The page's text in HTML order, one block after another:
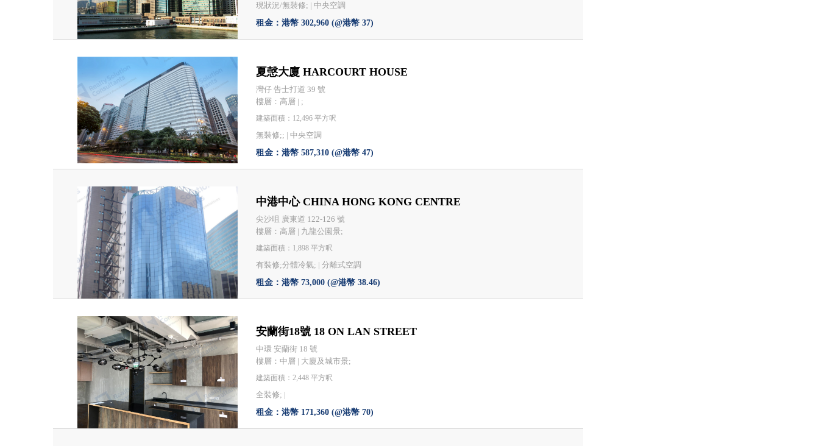
現狀況/無裝修; |中央空調
租金：港幣 302,960 (@港幣 37)
夏愨大廈 HARCOURT HOUSE
灣仔 告士打道 39 號
樓層：高層 | ;
建築面積：12,496 平方呎
無裝修;; |中央空調
租金：港幣 587,310 (@港幣 47)
中港中心 CHINA HONG KONG CENTRE
尖沙咀 廣東道 122-126 號
樓層：高層 | 九龍公園景;
建築面積：1,898 平方呎
有裝修;分體冷氣; |分離式空調
租金：港幣 73,000 (@港幣 38.46)
安蘭街18號 18 ON LAN STREET
中環 安蘭街 18 號
樓層：中層 | 大廈及城市景;
建築面積：2,448 平方呎
全裝修; |
租金：港幣 171,360 (@港幣 70)